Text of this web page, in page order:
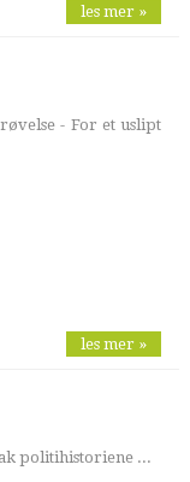
les mer »
- For et uslipt
les mer »
politihistoriene ...